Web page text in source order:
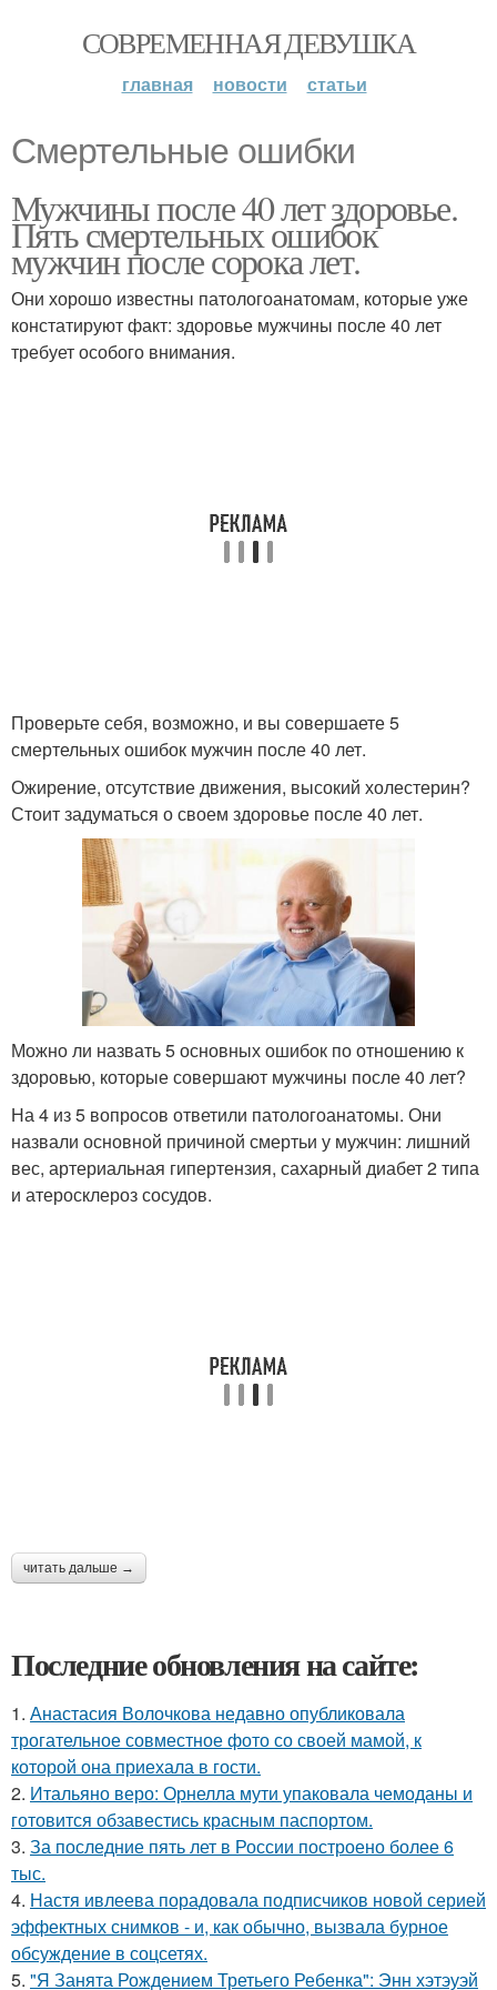
СОВРЕМЕННАЯ ДЕВУШКА
главная новости статьи
Смертельные ошибки
Мужчины после 40 лет здоровье.
Пять смертельных ошибок
мужчин после сорока лет.
Они хорошо известны патологоанатомам, которые уже
констатируют факт: здоровье мужчины после 40 лет
требует особого внимания.
Проверьте себя, возможно, и вы совершаете 5
смертельных ошибок мужчин после 40 лет.
Ожирение, отсутствие движения, высокий холестерин?
Стоит задуматься о своем здоровье после 40 лет.
Можно ли назвать 5 основных ошибок по отношению к
здоровью, которые совершают мужчины после 40 лет?
На 4 из 5 вопросов ответили патологоанатомы. Они
назвали основной причиной смертьи у мужчин: лишний
вес, артериальная гипертензия, сахарный диабет 2 типа
и атеросклероз сосудов.
читать дальше →
Последние обновления на сайте:
1. Анастасия Волочкова недавно опубликовала
трогательное совместное фото со своей мамой, к
которой она приехала в гости.
2. Итальяно веро: Орнелла мути упаковала чемоданы и
готовится обзавестись красным паспортом.
3. За последние пять лет в России построено более 6
тыс.
4. Настя ивлеева порадовала подписчиков новой серией
эффектных снимков - и, как обычно, вызвала бурное
обсуждение в соцсетях.
5. "Я Занята Рождением Третьего Ребенка": Энн хэтэуэй